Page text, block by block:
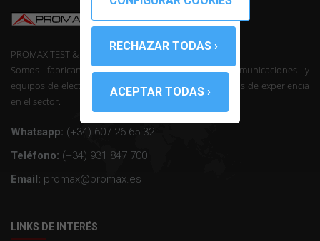
PROMAX TEST & MEASUREMENT, SLU ©
Somos fabricantes de instrumentación de telecomunicaciones y
equipos de electrónica profesional con mas de 50 años de experiencia
en el sector.
Whatsapp: (+34) 607 26 65 32
Teléfono: (+34) 931 847 700
Email: promax@promax.es
LINKS DE INTERÉS